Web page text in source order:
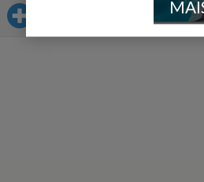
Sur le même thème